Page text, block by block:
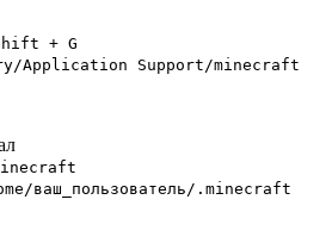
+ G
Application Support/minecraft
ваш_пользователь/.minecraft